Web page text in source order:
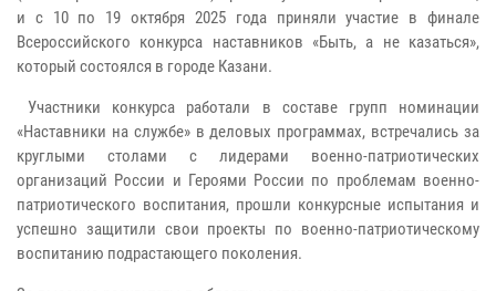
и с 10 по 19 октября 2025 года приняли участие в финале
Всероссийского конкурса наставников «Быть, а не казаться»,
который состоялся в городе Казани.
Участники конкурса работали в составе групп номинации
«Наставники на службе» в деловых программах, встречались за
круглыми столами с лидерами военно-патриотических
организаций России и Героями России по проблемам военно-
патриотического воспитания, прошли конкурсные испытания и
успешно защитили свои проекты по военно-патриотическому
воспитанию подрастающего поколения.